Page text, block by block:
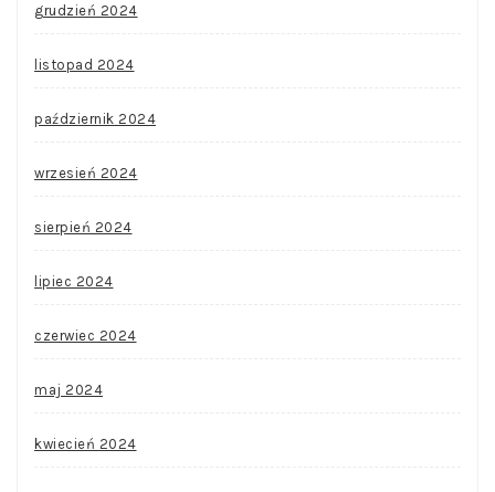
grudzień 2024
listopad 2024
październik 2024
wrzesień 2024
sierpień 2024
lipiec 2024
czerwiec 2024
maj 2024
kwiecień 2024